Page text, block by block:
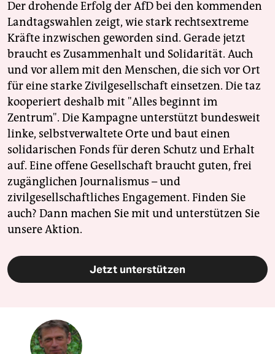
Der drohende Erfolg der AfD bei den kommenden
Landtagswahlen zeigt, wie stark rechtsextreme
Kräfte inzwischen geworden sind. Gerade jetzt
braucht es Zusammenhalt und Solidarität. Auch
und vor allem mit den Menschen, die sich vor Ort
für eine starke Zivilgesellschaft einsetzen. Die taz
kooperiert deshalb mit "Alles beginnt im
Zentrum". Die Kampagne unterstützt bundesweit
linke, selbstverwaltete Orte und baut einen
solidarischen Fonds für deren Schutz und Erhalt
auf. Eine offene Gesellschaft braucht guten, frei
zugänglichen Journalismus – und
zivilgesellschaftliches Engagement. Finden Sie
auch? Dann machen Sie mit und unterstützen Sie
unsere Aktion.
Jetzt unterstützen